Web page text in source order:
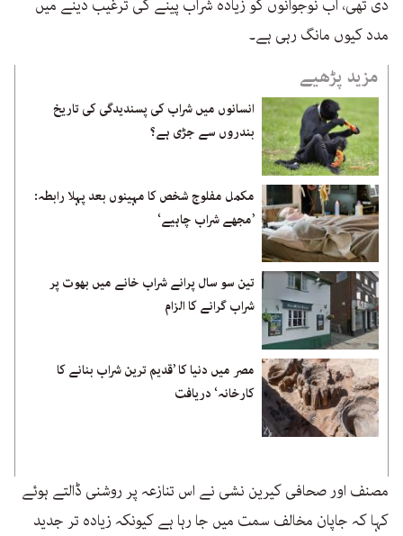
دی تھی، اب نوجوانوں کو زیادہ شراب پینے کی ترغیب دینے میں
مدد کیوں مانگ رہی ہے۔
مزید پڑھیے
انسانوں میں شراب کی پسندیدگی کی تاریخ
بندروں سے جڑی ہے؟
مکمل مفلوج شخص کا مہینوں بعد پہلا رابطہ:
’مجھے شراب چاہیے‘
تین سو سال پرانے شراب خانے میں بھوت پر
شراب گرانے کا الزام
مصر میں دنیا کا ’قدیم ترین شراب بنانے کا
کارخانہ‘ دریافت
مصنف اور صحافی کیرین نشی نے اس تنازعہ پر روشنی ڈالتے ہوئے
کہا کہ جاپان مخالف سمت میں جا رہا ہے کیونکہ زیادہ تر جدید